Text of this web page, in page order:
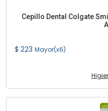
Cepillo Dental Colgate
$ 223 Mayor(x6)